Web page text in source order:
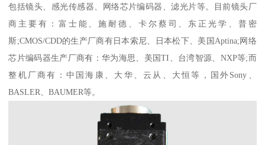
包括镜头、感光传感器、网络芯片编码器、滤光片等。目前镜头厂
商主要有：富士能、施耐德、卡尔蔡司、东正光学、普密
斯;CMOS/CDD的生产厂商有日本索尼、日本松下、美国Aptina;网络
芯片编码器生产厂商有：华为海思、美国TI、台湾智源、NXP等;而
整机厂商有：中国海康、大华、云从、大恒等，国外Sony、
BASLER、BAUMER等。